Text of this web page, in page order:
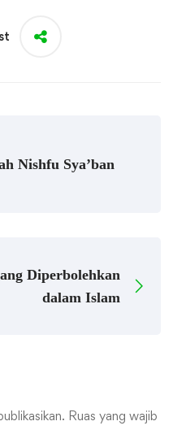
Nishfu Sya’ban
Diperbolehkan
dalam Islam
Ruas yang wajib